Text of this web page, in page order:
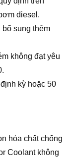
diesel.
sung thêm
không đạt yêu
kỳ hoặc 50
hóa chất chống
Coolant không